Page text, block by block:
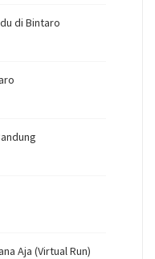
di Bintaro
Aja (Virtual Run)